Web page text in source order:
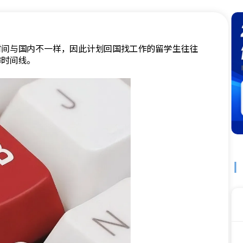
与国内不一样，因此计划回国找工作的留学生往往
间线。